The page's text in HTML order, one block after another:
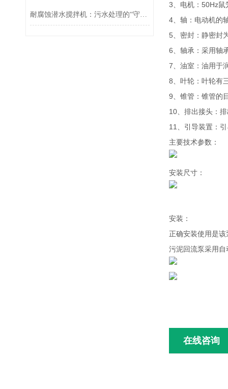
3、电机：50Hz鼠
4、轴：电动机的
5、密封：静密封
6、轴承：采用轴
7、油室：油用于
8、叶轮：叶轮有
9、锥管：锥管的
10、排出接头：
11、引导装置：
主要技术参数：
安装尺寸：
安装：
正确安装使用是
污泥回流泵采用
在线咨询
耐腐蚀潜水搅拌机：污水处理的“守护精灵”